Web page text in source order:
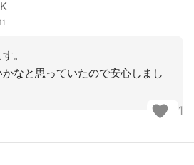
。
なと思っていたので安心しまし
1